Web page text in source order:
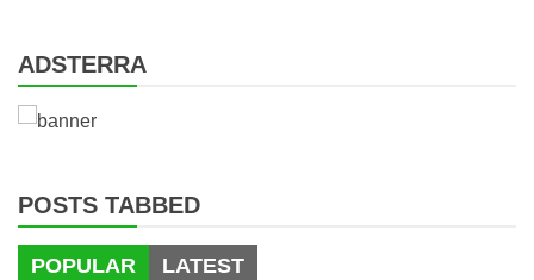
ADSTERRA
POSTS TABBED
POPULAR LATEST